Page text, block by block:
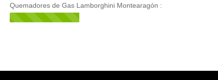
Quemadores de Gas Lamborghini Montearagón :